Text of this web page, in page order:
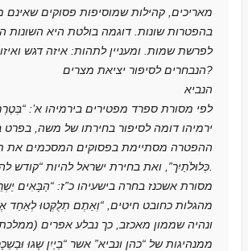
מאריכים, קהילות שמוסיפות פסוקים שאינם
בהפטרות שונות. דוגמה בולטת היא השונות
לפרשת שמות. ומעניין לתהות: איזה דגש
הנבחרים לסיפור יציאת מצרים?
הנביא
לפי מסורת ספרד מפטירים בירמיהו א’:
ירמיהו דומה לסיפור בחירתו של משה,
ההפטרה מסתיימת בפסוקים המסכמים את
מסורת אשכנז בחרה בישעיהו כ”ז: “הַבָּאִים
מהגלות כחובט חיטים, “וְאַתֶם תְלֻקְטוּ לְאַחַד
ונהיה שממון מאכזב, כך נבלע אפרים
ממנהיגות של “כהן ונביא” אשר “בַיַיִן שָגוּ